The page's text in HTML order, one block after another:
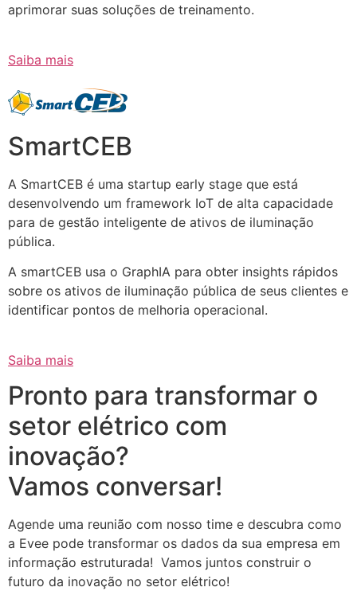
aprimorar suas soluções de treinamento.
Saiba mais
SmartCEB
A SmartCEB é uma startup early stage que está
desenvolvendo um framework IoT de alta capacidade
para de gestão inteligente de ativos de iluminação
pública.
A smartCEB usa o GraphIA para obter insights rápidos
sobre os ativos de iluminação pública de seus clientes e
identificar pontos de melhoria operacional.
Saiba mais
Pronto para transformar o
setor elétrico com
inovação?
Vamos conversar!
Agende uma reunião com nosso time e descubra como
a Evee pode transformar os dados da sua empresa em
informação estruturada! Vamos juntos construir o
futuro da inovação no setor elétrico!